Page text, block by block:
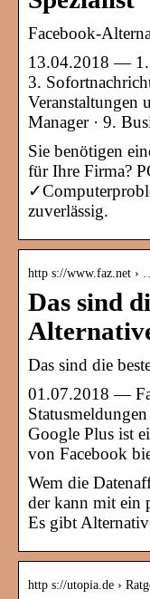
Facebook-
13.04.2018 — 1.
3.
Veranstaltungen
Manager · 9.
Sie benötigen
für Ihre Firma?
zuverlässig.
http s://www.faz.net ›
Das sind
Das sind die
01.07.2018 —
Google Plus ist
von Facebook
Wem die
der kann mit ein
Es gibt
http s://utopia.de ›